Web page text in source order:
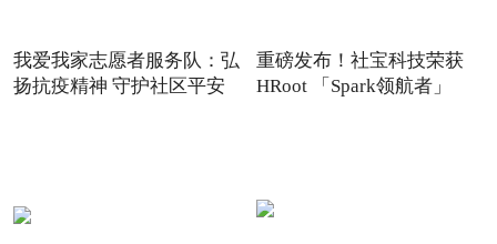
我爱我家志愿者服务队：弘
扬抗疫精神 守护社区平安
重磅发布！社宝科技荣获
HRoot 「Spark领航者」